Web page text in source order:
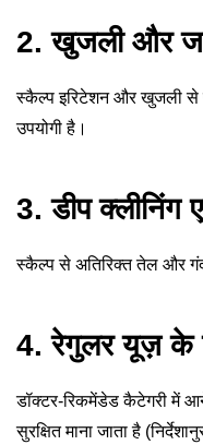
2. खुजली और
स्कैल्प इरिटेशन और खुजली से
उपयोगी है।
3. डीप क्लीनिंग
स्कैल्प से अतिरिक्त तेल और
4. रेगुलर यूज़ के
डॉक्टर-रिकमेंडेड कैटेगरी में
सुरक्षित माना जाता है